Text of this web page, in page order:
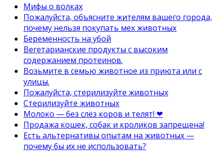
Мифы о волках
Пожалуйста, объясните жителям вашего города,
почему нельзя покупать мех животных
Беременность на убой
Вегетарианские продукты с высоким
содержанием протеинов.
Возьмите в семью животное из приюта или с
улицы.
Пожалуйста, стерилизуйте животных
Стерилизуйте животных
Молоко — без слёз коров и телят! ❤
Продажа кошек, собак и кроликов запрещена!
Есть альтернативы опытам на животных —
почему бы их не использовать?